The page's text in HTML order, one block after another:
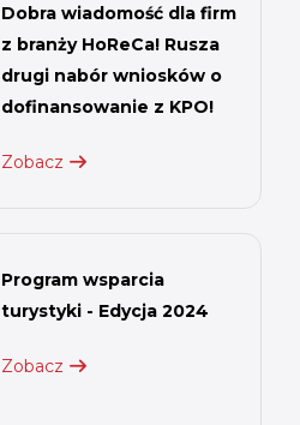
Dobra wiadomość dla firm
z branży HoReCa! Rusza
drugi nabór wniosków o
dofinansowanie z KPO!
Zobacz
Program wsparcia
turystyki - Edycja 2024
Zobacz